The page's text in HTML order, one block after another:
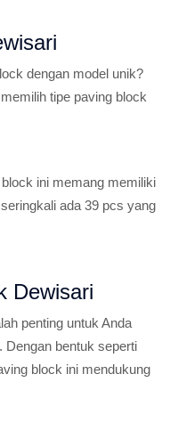
dengan model unik?
tipe paving block
ini memang memiliki
ada 39 pcs yang
Dewisari
penting untuk Anda
Dengan bentuk seperti
block ini mendukung